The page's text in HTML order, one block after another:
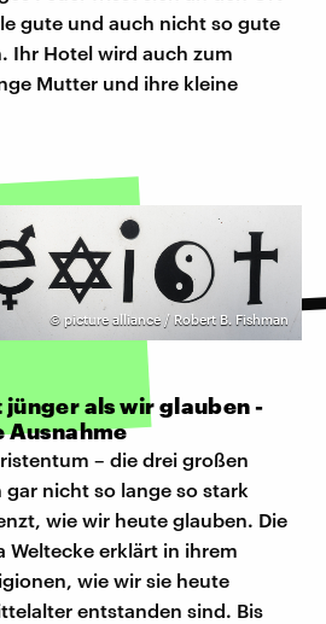
gute und auch nicht so gute
Ihr Hotel wird auch zum
Mutter und ihre kleine
© picture alliance / Robert B. Fishman
als wir glauben -
Ausnahme
– die drei großen
nicht so lange so stark
wie wir heute glauben. Die
Weltecke erklärt in ihrem
wie wir sie heute
entstanden sind. Bis